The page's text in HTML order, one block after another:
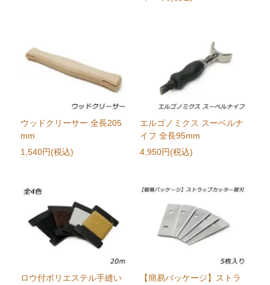
ウッドクリーサー 全長205
mm
1,540円(税込)
エルゴノミクス スーベルナ
イフ 全長95mm
4,950円(税込)
ロウ付ポリエステル手縫い
【簡易パッケージ】ストラ